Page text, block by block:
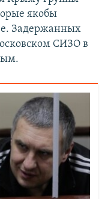
якобы
Задержанных
СИЗО в